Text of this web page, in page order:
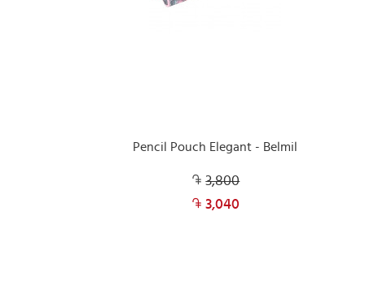
Pencil Pouch Elegant - Belmil
3,800
3,040